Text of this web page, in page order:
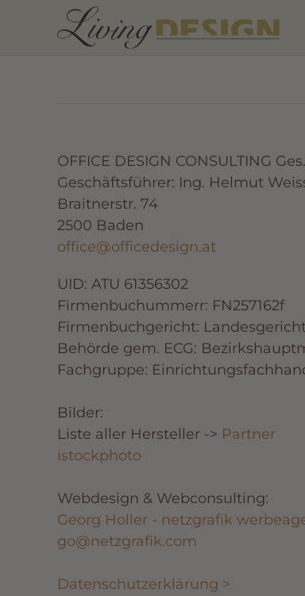
Zum Hauptinhalt springen
OFFICE DESIGN CONSULTING
Geschäftsführer: Ing. Helmut
Braitnerstr. 74
2500 Baden
office@officedesign.at
UID: ATU 61356302
Firmenbuchummerr: FN257162f
Firmenbuchgericht:
Behörde gem. ECG:
Fachgruppe:
Bilder:
Liste aller Hersteller -> Partner
istockphoto
Webdesign & Webconsulting:
Georg Holler - netzgrafik
go@netzgrafik.com
Datenschutzerklärung >